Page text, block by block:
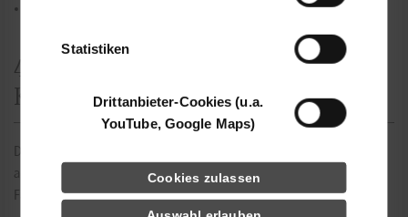
Statistiken
Drittanbieter-Cookies (u.a.
YouTube, Google Maps)
Cookies zulassen
4. Rückmeldung und
Kontaktangabe
Die DHBW Stuttgart arbeitet daran, die bestehenden Barrieren
abzuschaffen.
Falls